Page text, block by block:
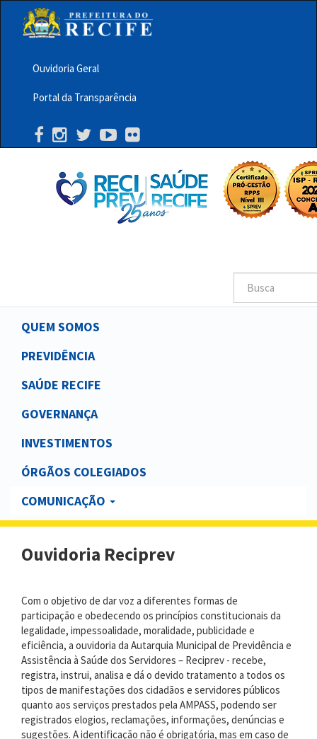
principalMenu
Barra
Topo
PCR
Ouvidoria Geral
Portal da Transparência
Buscar
Main
navigation
QUEM SOMOS
PREVIDÊNCIA
SAÚDE RECIFE
GOVERNANÇA
INVESTIMENTOS
ÓRGÃOS COLEGIADOS
COMUNICAÇÃO
Ouvidoria Reciprev
Com o objetivo de dar voz a diferentes formas de
participação e obedecendo os princípios constitucionais da
legalidade, impessoalidade, moralidade, publicidade e
eficiência, a ouvidoria da Autarquia Municipal de Previdência e
Assistência à Saúde dos Servidores – Reciprev - recebe,
registra, instrui, analisa e dá o devido tratamento a todos os
tipos de manifestações dos cidadãos e servidores públicos
quanto aos serviços prestados pela AMPASS, podendo ser
registrados elogios, reclamações, informações, denúncias e
sugestões. A identificação não é obrigatória, mas em caso de